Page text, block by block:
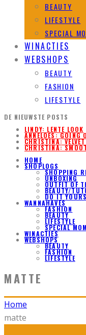
BEAUTY
LIFESTYLE
SPECIAL
WINACTIES
WEBSHOPS
BEAUTY
FASHION
LIFESTYLE
DE NIEUWSTE POSTS
LINDY: LENTE LOOK
ANNELOES: GOING
CHRISTINA:
CHRISTINA:
HOME
SHOPLOGS
SHOPPING
UNBOXING
OUTFIT OF
BEAUTY/
DO IT
WANNAHAVES
FASHION
BEAUTY
LIFESTYLE
SPECIAL
WINACTIES
WEBSHOPS
BEAUTY
FASHION
LIFESTYLE
MATTE
Home
matte